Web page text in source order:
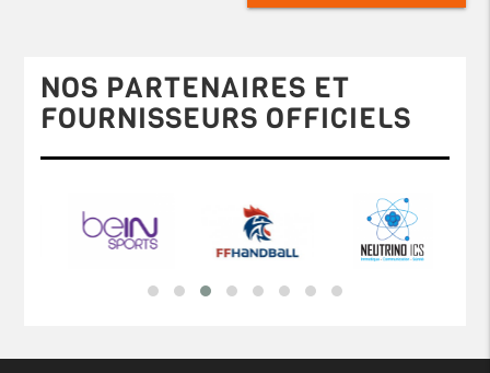
NOS PARTENAIRES ET
FOURNISSEURS OFFICIELS